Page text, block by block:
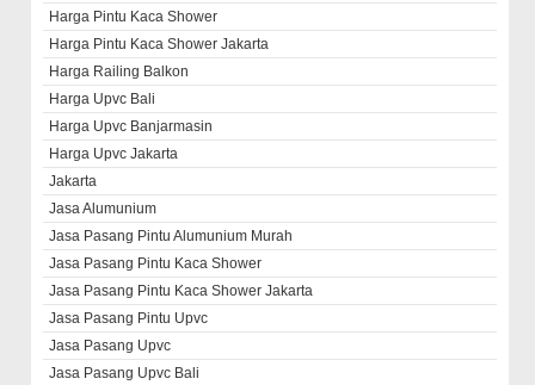
Harga Pintu Kaca Shower
Harga Pintu Kaca Shower Jakarta
Harga Railing Balkon
Harga Upvc Bali
Harga Upvc Banjarmasin
Harga Upvc Jakarta
Jakarta
Jasa Alumunium
Jasa Pasang Pintu Alumunium Murah
Jasa Pasang Pintu Kaca Shower
Jasa Pasang Pintu Kaca Shower Jakarta
Jasa Pasang Pintu Upvc
Jasa Pasang Upvc
Jasa Pasang Upvc Bali